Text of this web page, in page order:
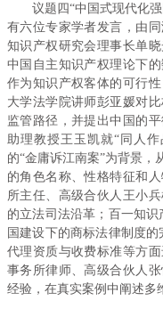
议题四“中国式现代化
有六位专家学者发言，由
知识产权研究会理事长单
中国自主知识产权理论下
作为知识产权客体的可行
大学法学院讲师彭亚媛对
监管路径，并提出中国的
助理教授王玉凯就“同人
的“金庸诉江南案”为背景，
的角色名称、性格特征和
所主任、高级合伙人王小
的立法司法沿革；百一知
国建设下的商标法律制度的
代理资质与收费标准等方
事务所律师、高级合伙人
经验，在真实案例中阐述多